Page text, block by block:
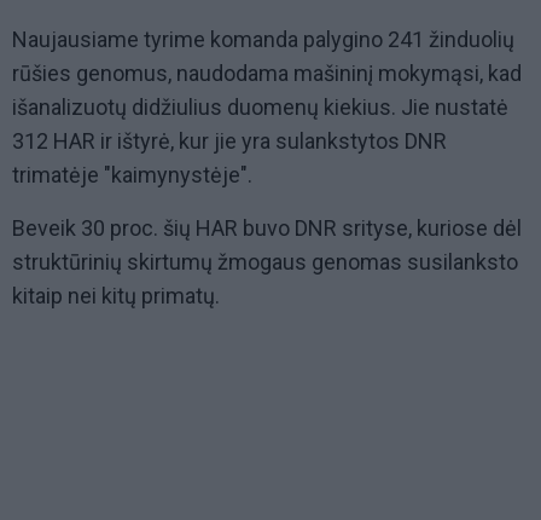
Naujausiame tyrime komanda palygino 241 žinduolių
rūšies genomus, naudodama mašininį mokymąsi, kad
išanalizuotų didžiulius duomenų kiekius. Jie nustatė
312 HAR ir ištyrė, kur jie yra sulankstytos DNR
trimatėje "kaimynystėje".
Beveik 30 proc. šių HAR buvo DNR srityse, kuriose dėl
struktūrinių skirtumų žmogaus genomas susilanksto
kitaip nei kitų primatų.